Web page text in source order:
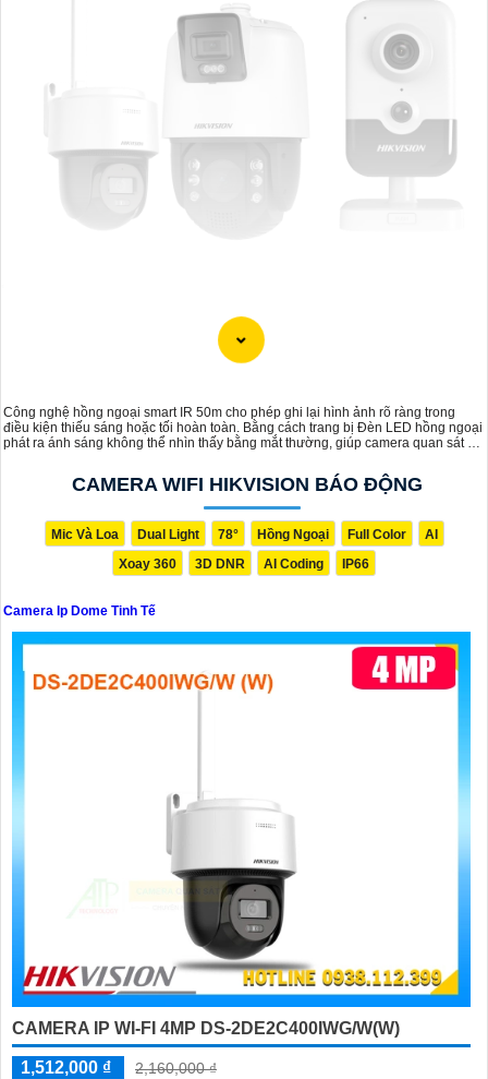
Công nghệ hồng ngoại smart IR 50m cho phép ghi lại hình ảnh rõ ràng trong
điều kiện thiếu sáng hoặc tối hoàn toàn. Bằng cách trang bị Đèn LED hồng ngoại
phát ra ánh sáng không thể nhìn thấy bằng mắt thường, giúp camera quan sát và
CAMERA WIFI HIKVISION BÁO ĐỘNG
Mic Và Loa Dual Light 78° Hồng Ngoại Full Color
AI
Xoay 360
3D DNR AI Coding IP66
Camera Ip Dome Tinh Tế
CAMERA IP WI-FI 4MP DS-2DE2C400IWG/W(W)
1,512,000 ₫
2,160,000 ₫